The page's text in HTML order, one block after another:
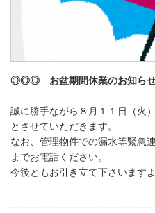
◎◎◎ お盆期間休業のお知
誠に勝手ながら８月１１日（火
とさせていただきます。
なお、管理物件での漏水等緊急
までお電話ください。
今後ともお引き立て下さいます